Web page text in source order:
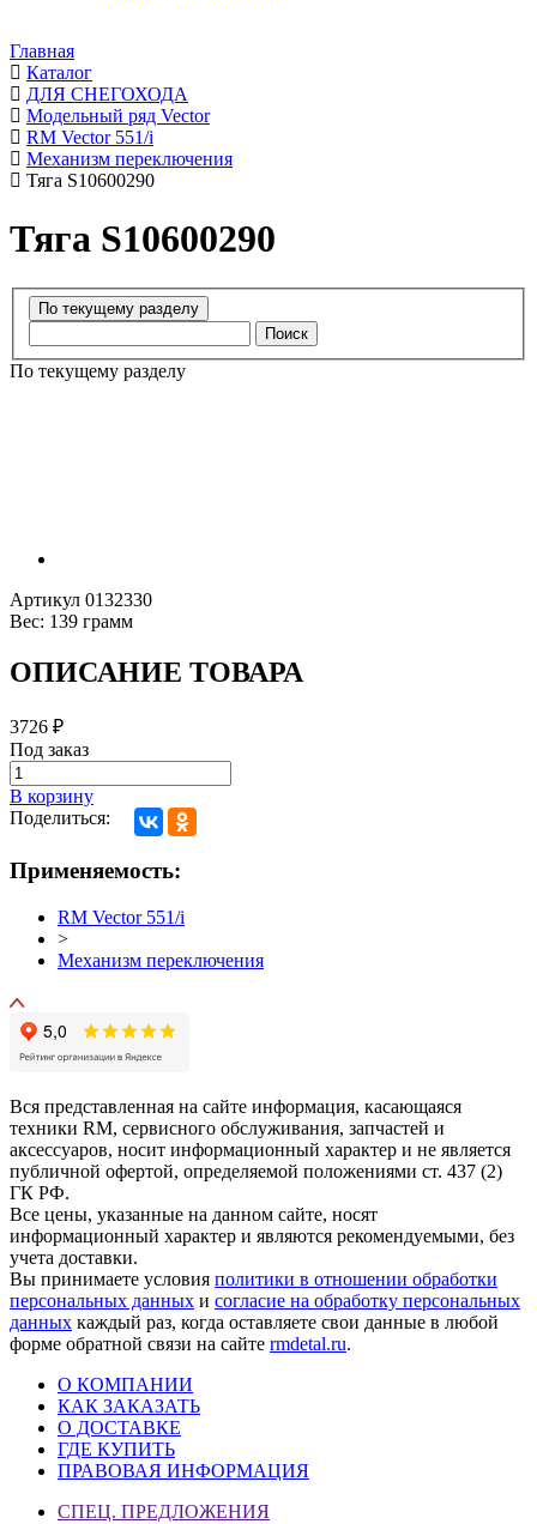
Главная
Каталог
ДЛЯ СНЕГОХОДА
Модельный ряд Vector
RM Vector 551/i
Механизм переключения
Тяга S10600290
Тяга S10600290
Поиск
По текущему разделу
Артикул 0132330
Вес: 139 грамм
ОПИСАНИЕ ТОВАРА
3726 ₽
Под заказ
В корзину
Поделиться:
Применяемость:
RM Vector 551/i
>
Механизм переключения
Вся представленная на сайте информация, касающаяся
техники RM, сервисного обслуживания, запчастей и
аксессуаров, носит информационный характер и не является
публичной офертой, определяемой положениями ст. 437 (2)
ГК РФ.
Все цены, указанные на данном сайте, носят
информационный характер и являются рекомендуемыми, без
учета доставки.
Вы принимаете условия политики в отношении обработки
персональных данных и согласие на обработку персональных
данных каждый раз, когда оставляете свои данные в любой
форме обратной связи на сайте rmdetal.ru.
О КОМПАНИИ
КАК ЗАКАЗАТЬ
О ДОСТАВКЕ
ГДЕ КУПИТЬ
ПРАВОВАЯ ИНФОРМАЦИЯ
СПЕЦ. ПРЕДЛОЖЕНИЯ